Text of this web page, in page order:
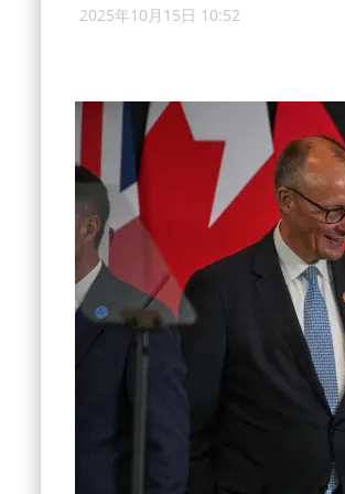
2025年10月15日 10:52